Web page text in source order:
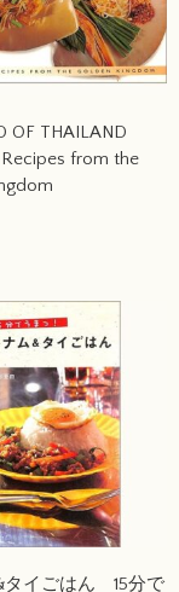
OF THAILAND
from the
タイごはん 15分で